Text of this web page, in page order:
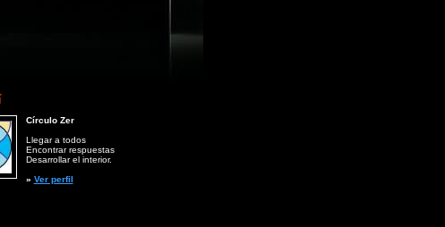
Círculo Zer
Llegar a todos
Encontrar respuestas
Desarrollar el interior.
» Ver perfil